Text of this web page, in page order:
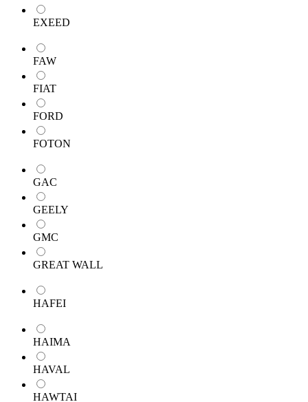
EXEED
FAW
FIAT
FORD
FOTON
GAC
GEELY
GMC
GREAT WALL
HAFEI
HAIMA
HAVAL
HAWTAI